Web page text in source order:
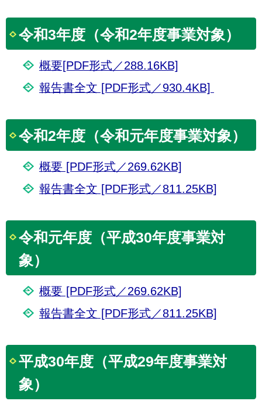
令和3年度（令和2年度事業対象）
概要[PDF形式／288.16KB]
報告書全文 [PDF形式／930.4KB]
令和2年度（令和元年度事業対象）
概要 [PDF形式／269.62KB]
報告書全文 [PDF形式／811.25KB]
令和元年度（平成30年度事業対
象）
概要 [PDF形式／269.62KB]
報告書全文 [PDF形式／811.25KB]
平成30年度（平成29年度事業対
象）